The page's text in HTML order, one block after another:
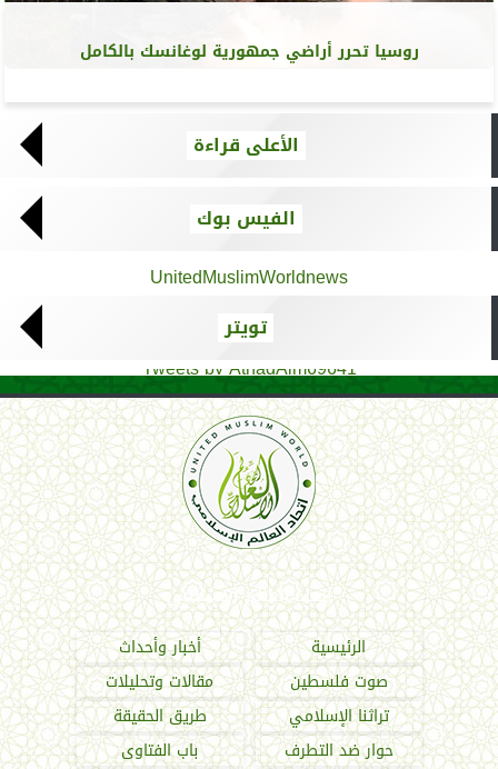
روسيا تحرر أراضي جمهورية لوغانسك بالكامل
الأعلى قراءة
الفيس بوك
UnitedMuslimWorldnews
تويتر
Tweets by AthadAlm69641
اتحاد العالم الإسلامي
الرئيسية
أخبار وأحداث
صوت فلسطين
مقالات وتحليلات
تراثنا الإسلامي
طريق الحقيقة
حوار ضد التطرف
باب الفتاوى